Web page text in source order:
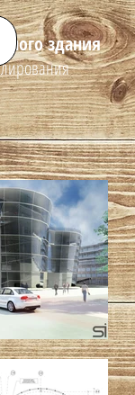
здания